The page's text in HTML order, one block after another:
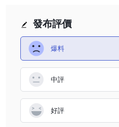
發布評價
爆料
中評
好評